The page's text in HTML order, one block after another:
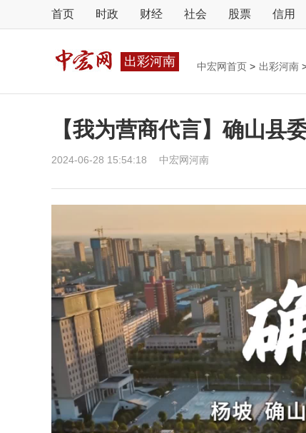
首页 时政 财经 社会 股票 信用
出彩河南 中宏网首页 > 出彩河南
【我为营商代言】确山县
2024-06-28 15:54:18 中宏网河南